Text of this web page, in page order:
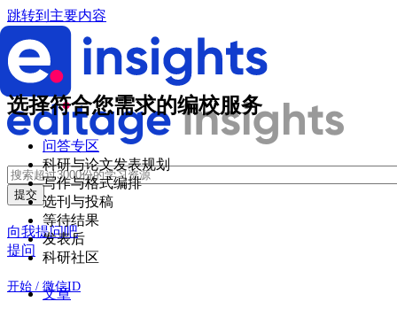
跳转到主要内容
向我提问吧
提问
开始 / 微信ID
选择符合您需求的编校服务
问答专区
科研与论文发表规划
写作与格式编排
选刊与投稿
等待结果
发表后
科研社区
文章